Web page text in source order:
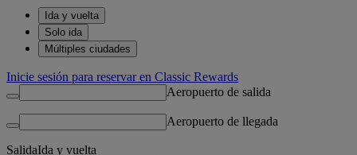
Ida y vuelta
Solo ida
Múltiples ciudades
Inicie sesión para reservar en Classic Rewards
Aeropuerto de salida
Aeropuerto de llegada
SalidaIda y vuelta